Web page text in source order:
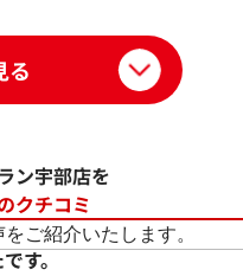
る
ン宇部店を
クチコミ
ご紹介いたします。